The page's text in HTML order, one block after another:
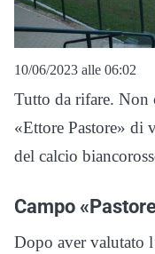
10/06/2023 alle 06:02
Tutto da rifare. Non
«Ettore Pastore» di
del calcio
Campo
Dopo aver valutato